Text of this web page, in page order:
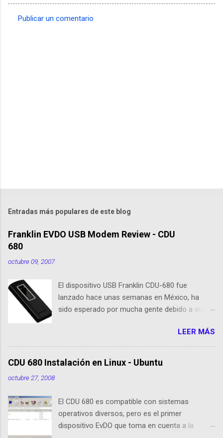
Publicar un comentario
Entradas más populares de este blog
Franklin EVDO USB Modem Review - CDU
680
octubre 09, 2007
El dispositivo USB Franklin CDU-680 fue
lanzado hace unas semanas en México, ha
sido esperado por mucha gente debido a sus
tamaño es 1/3 parte de EvDO Modems como
Kyocera 650 o Audiovox 5740. En esta nueva
edición, Franklin ha agregado nuevas
Flash 64 MB incorporada GPS incorporado
Puerto de conexión para antenas o
amplificadores externos Compatibilidad con
LEER MÁS
CDU 680 Instalación en Linux - Ubuntu
octubre 27, 2008
El CDU 680 es compatible con sistemas
operativos diversos, pero es el primer
dispositivo EvDO que toma en cuenta a la